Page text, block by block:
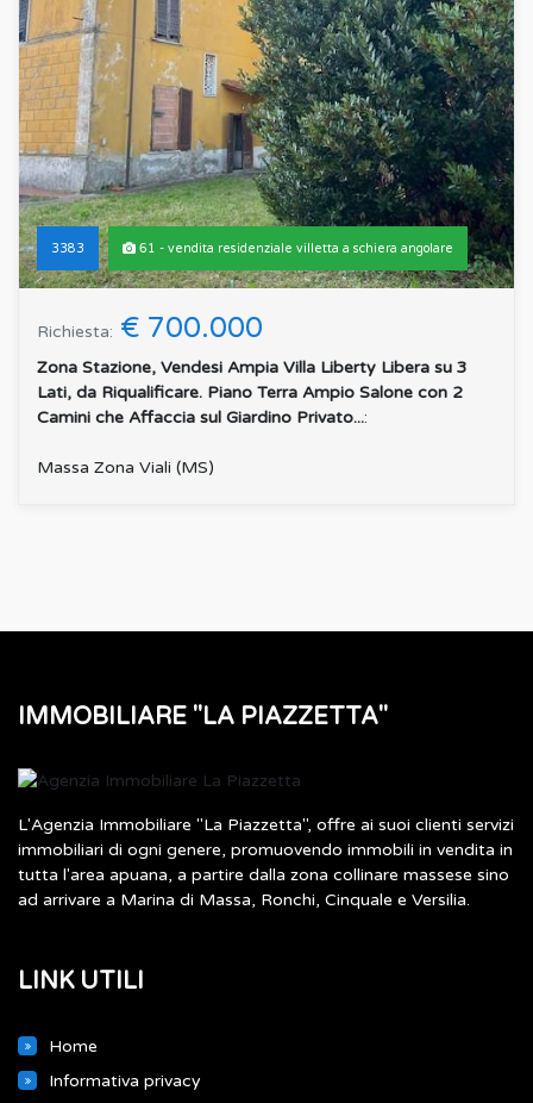
3383 61 - vendita residenziale villetta a schiera angolare
Richiesta: € 700.000
Zona Stazione, Vendesi Ampia Villa Liberty Libera su 3
Lati, da Riqualificare. Piano Terra Ampio Salone con 2
Camini che Affaccia sul Giardino Privato...:
Massa Zona Viali (MS)
IMMOBILIARE "LA PIAZZETTA"
L'Agenzia Immobiliare "La Piazzetta", offre ai suoi clienti servizi
immobiliari di ogni genere, promuovendo immobili in vendita in
tutta l'area apuana, a partire dalla zona collinare massese sino
ad arrivare a Marina di Massa, Ronchi, Cinquale e Versilia.
LINK UTILI
Home
Informativa privacy